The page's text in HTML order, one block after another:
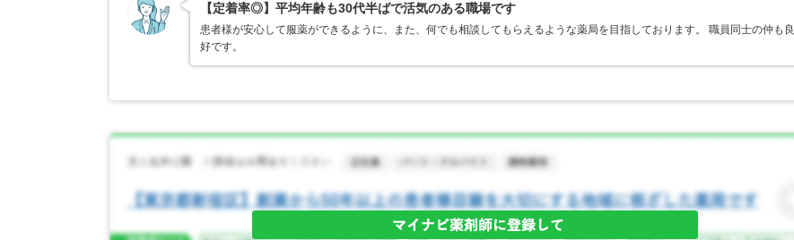
【定着率◎】平均年齢も30代半ばで活気のある職場です
患者様が安心して服薬ができるように、また、何でも相談してもらえるような薬局を目指しております。 職員同士の仲も良
好です。